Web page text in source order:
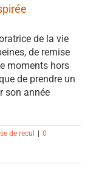
de la vie
de remise
moments hors
de prendre un
son année
de recul
0